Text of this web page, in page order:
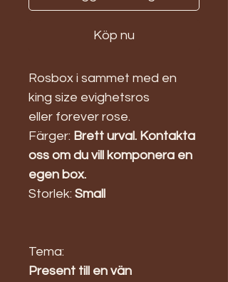
Köp nu
Rosbox i sammet med en
king size evighetsros
eller forever rose.
Färger: Brett urval. Kontakta
oss om du vill komponera en
egen box.
Storlek: Small
Tema:
Present till en vän